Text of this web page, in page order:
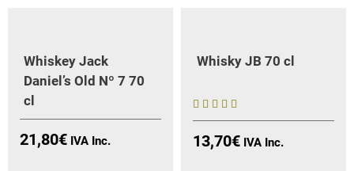
Whiskey Jack
Daniel’s Old Nº 7 70
cl
21,80€
Whisky JB 70 cl
5
sobre 5
13,70€